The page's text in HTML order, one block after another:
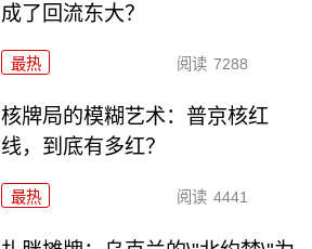
成了回流东大？
最热 阅读 7288
核牌局的模糊艺术：普京核红
线，到底有多红？
最热 阅读 4441